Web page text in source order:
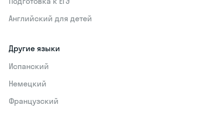
Английский для детей
Другие языки
Испанский
Немецкий
Французский